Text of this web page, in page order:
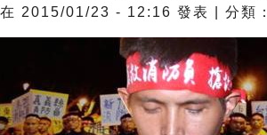
在 2015/01/23 - 12:16 發表 | 分類：